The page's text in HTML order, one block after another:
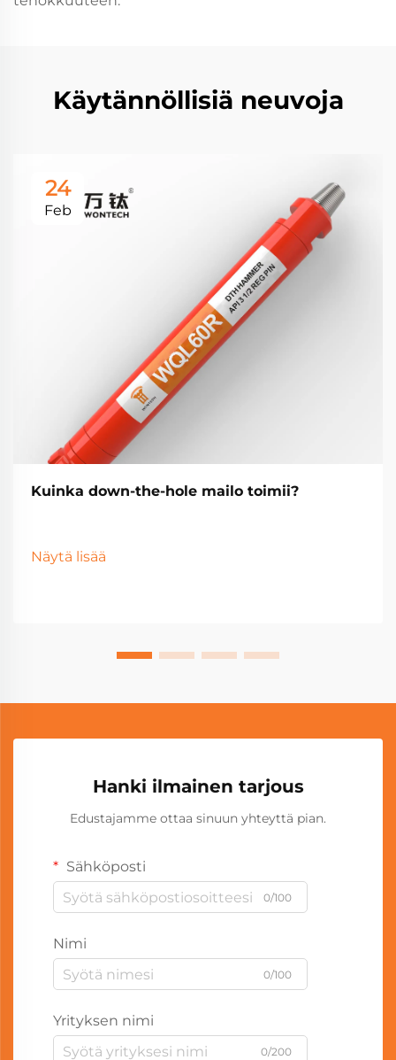
Käytännöllisiä neuvoja
24
Feb
Kuinka down-the-hole mailo toimii?
Näytä lisää
Hanki ilmainen tarjous
Edustajamme ottaa sinuun yhteyttä pian.
Sähköposti
0/100
Nimi
0/100
Yrityksen nimi
0/200